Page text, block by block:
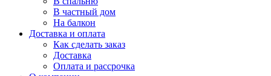
В частный дом
На балкон
Доставка и оплата
Как сделать заказ
Доставка
Оплата и рассрочка